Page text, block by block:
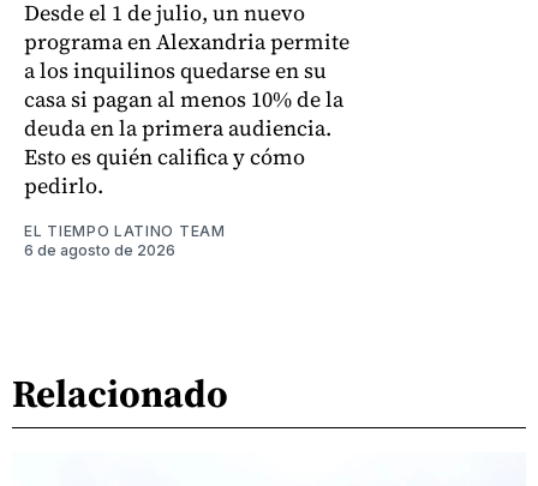
Desde el 1 de julio, un nuevo
programa en Alexandria permite
a los inquilinos quedarse en su
casa si pagan al menos 10% de la
deuda en la primera audiencia.
Esto es quién califica y cómo
pedirlo.
EL TIEMPO LATINO TEAM
6 de agosto de 2026
Relacionado